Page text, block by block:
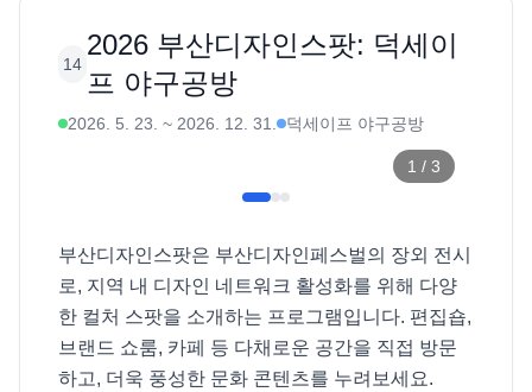
14
2026 부산디자인스팟: 덕세이
프 야구공방
2026. 5. 23. ~ 2026. 12. 31. 덕세이프 야구공방
1 / 3
부산디자인스팟은 부산디자인페스벌의 장외 전시
로, 지역 내 디자인 네트워크 활성화를 위해 다양
한 컬처 스팟을 소개하는 프로그램입니다. 편집숍,
브랜드 쇼룸, 카페 등 다채로운 공간을 직접 방문
하고, 더욱 풍성한 문화 콘텐츠를 누려보세요.